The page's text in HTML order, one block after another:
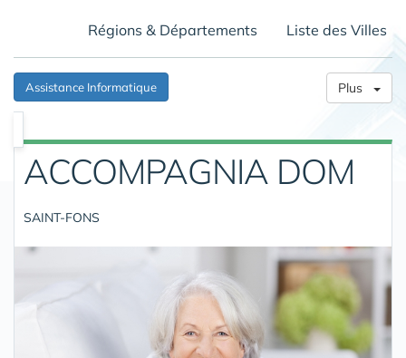
Régions & Départements Liste des Villes
Assistance Informatique Plus
ACCOMPAGNIA DOM
SAINT-FONS